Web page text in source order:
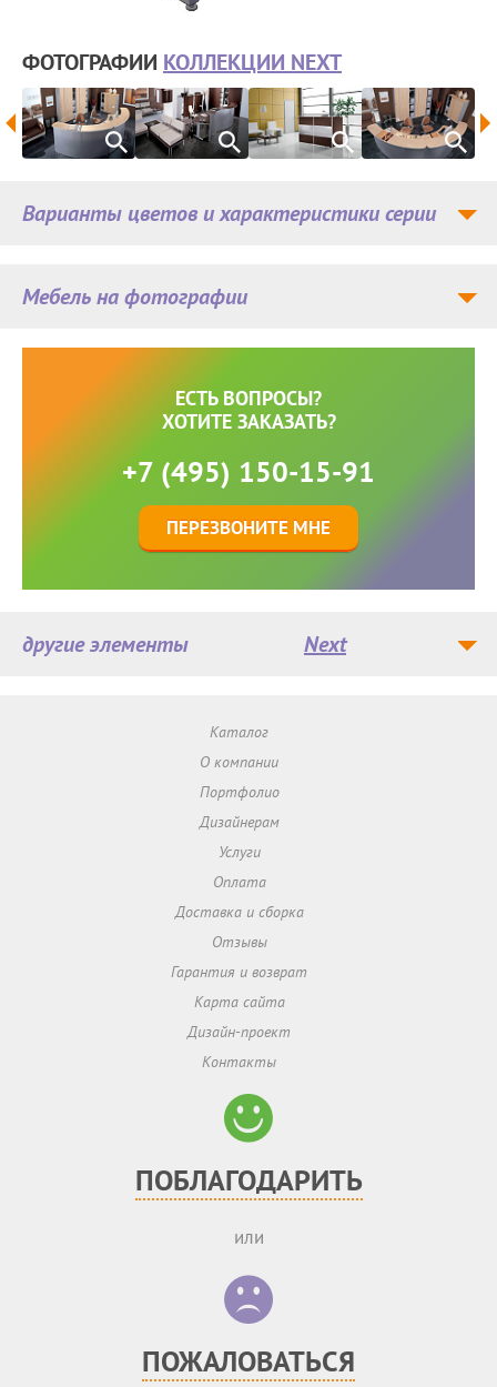
ФОТОГРАФИИ КОЛЛЕКЦИИ NEXT
Мебель на фотографии
Варианты цветов и характеристики серии
ЕСТЬ ВОПРОСЫ?
ХОТИТЕ ЗАКАЗАТЬ?
+7 (495) 150-15-91
ПЕРЕЗВОНИТЕ МНЕ
другие элементы Next
Каталог
О компании
Портфолио
Дизайнерам
Услуги
Оплата
Доставка и сборка
Отзывы
Гарантия и возврат
Карта сайта
Дизайн-проект
Контакты
ПОБЛАГОДАРИТЬ
или
ПОЖАЛОВАТЬСЯ